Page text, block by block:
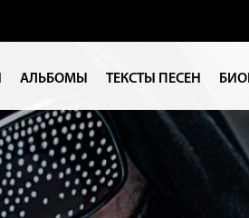
АЛЬБОМЫ ТЕКСТЫ ПЕСЕН